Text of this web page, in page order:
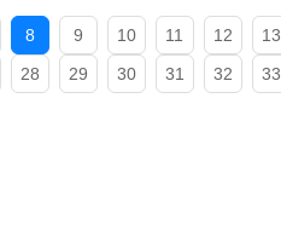
8 9 10 11 12 13
28 29 30 31 32 33